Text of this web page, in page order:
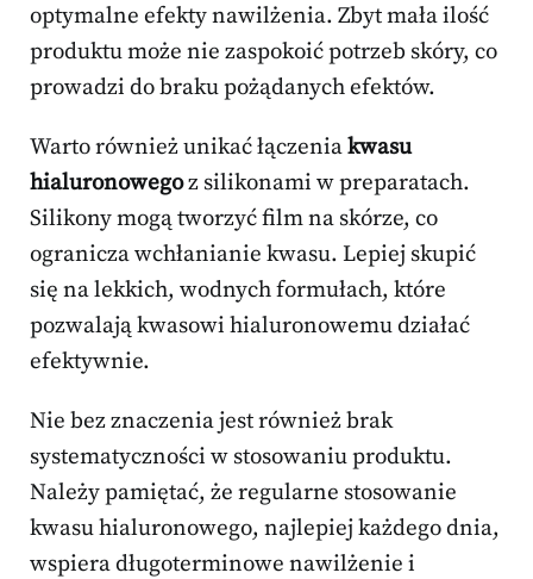
optymalne efekty nawilżenia. Zbyt mała ilość
produktu może nie zaspokoić potrzeb skóry, co
prowadzi do braku pożądanych efektów.
Warto również unikać łączeniakwasu
hialuronowegoz silikonami w preparatach.
Silikony mogą tworzyć film na skórze, co
ogranicza wchłanianie kwasu. Lepiej skupić
się na lekkich, wodnych formułach, które
pozwalają kwasowi hialuronowemu działać
efektywnie.
Nie bez znaczenia jest również brak
systematyczności w stosowaniu produktu.
Należy pamiętać, że regularne stosowanie
kwasu hialuronowego, najlepiej każdego dnia,
wspiera długoterminowe nawilżenie i